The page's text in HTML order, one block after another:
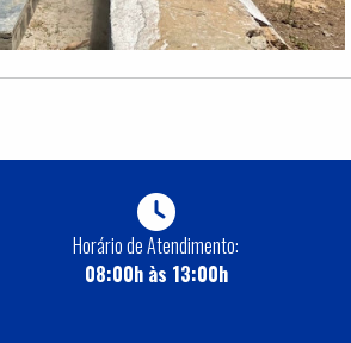
Horário de Atendimento:
08:00h às 13:00h